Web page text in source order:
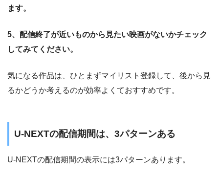
ます。
5、配信終了が近いものから見たい映画がないかチェック
してみてください。
気になる作品は、ひとまずマイリスト登録して、後から見
るかどうか考えるのが効率よくておすすめです。
U-NEXTの配信期間は、3パターンある
U-NEXTの配信期間の表示には3パターンあります。